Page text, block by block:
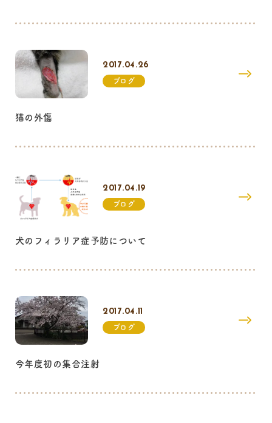
2017.04.26
ブログ
猫の外傷
2017.04.19
ブログ
犬のフィラリア症予防について
2017.04.11
ブログ
今年度初の集合注射